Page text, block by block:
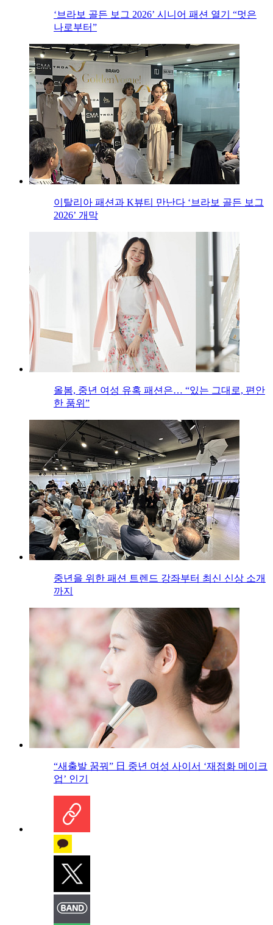
‘브라보 골든 보그 2026’ 시니어 패션 열기 “멋은
나로부터”
이탈리아 패션과 K뷰티 만난다 ‘브라보 골든 보그
2026’ 개막
올봄, 중년 여성 유혹 패션은… “있는 그대로, 편안
한 품위”
중년을 위한 패션 트렌드 강좌부터 최신 신상 소개
까지
“새출발 꿈꿔” 日 중년 여성 사이서 ‘재점화 메이크
업’ 인기